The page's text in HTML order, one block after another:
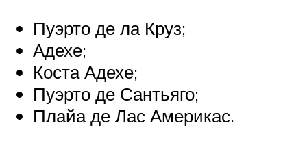
Пуэрто де ла Круз;
Адехе;
Коста Адехе;
Пуэрто де Сантьяго;
Плайа де Лас Америкас.